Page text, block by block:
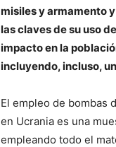
misiles y armamento
las claves de su uso
impacto en la
incluyendo, incluso,
El empleo de bombas
en Ucrania es una
empleando todo el